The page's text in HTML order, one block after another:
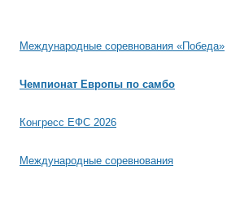
Международные соревнования «Победа»
Чемпионат Европы по самбо
Конгресс ЕФС 2026
Международные соревнования